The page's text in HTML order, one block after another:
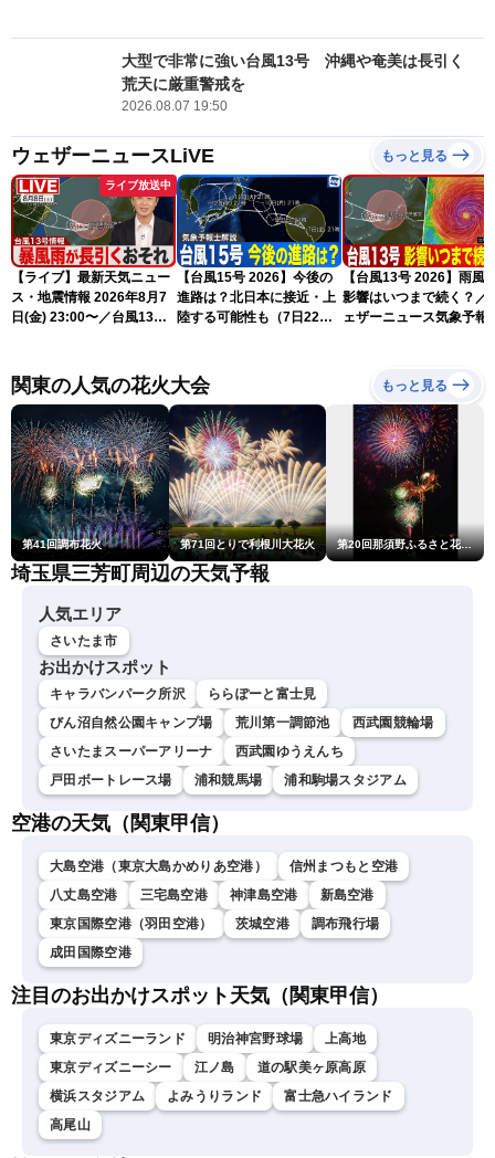
大型で非常に強い台風13号 沖縄や奄美は長引く
荒天に厳重警戒を
2026.08.07 19:50
ウェザーニュースLiVE もっと見る
ライブ放送中
【ライブ】最新天気ニュー
ス・地震情報 2026年8月7
日(金) 23:00〜／台風13号
【台風15号 2026】今後の
進路は？北日本に接近・上
陸する可能性も（7日22時
【台風13号 2026】雨風
影響はいつまで続く？／
ェザーニュース気象予報
関東の人気の花火大会 もっと見る
第41回調布花火 第71回とりで利根川大花火 第20回那須野ふるさと花火大会
埼玉県三芳町周辺の天気予報
人気エリア
さいたま市
お出かけスポット
キャラバンパーク所沢
ららぽーと富士見
びん沼自然公園キャンプ場
荒川第一調節池
西武園競輪場
さいたまスーパーアリーナ
西武園ゆうえんち
戸田ボートレース場
浦和競馬場 浦和駒場スタジアム
空港の天気（関東甲信）
大島空港（東京大島かめりあ空港）
信州まつもと空港
八丈島空港
三宅島空港 神津島空港
新島空港
東京国際空港（羽田空港）
茨城空港
調布飛行場
成田国際空港
注目のお出かけスポット天気（関東甲信）
東京ディズニーランド 明治神宮野球場
上高地
東京ディズニーシー
江ノ島
道の駅美ヶ原高原
横浜スタジアム
よみうりランド
富士急ハイランド
高尾山